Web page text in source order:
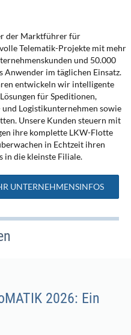
der Marktführer für
Telematik-Projekte mit mehr
und 50.000
Anwender im täglichen Einsatz.
entwickeln wir intelligente
für Speditionen,
Logistikunternehmen sowie
Unsere Kunden steuern mit
ihre komplette LKW-Flotte
in Echtzeit ihren
in die kleinste Filiale.
UNTERNEHMENSINFOS
2026: Ein